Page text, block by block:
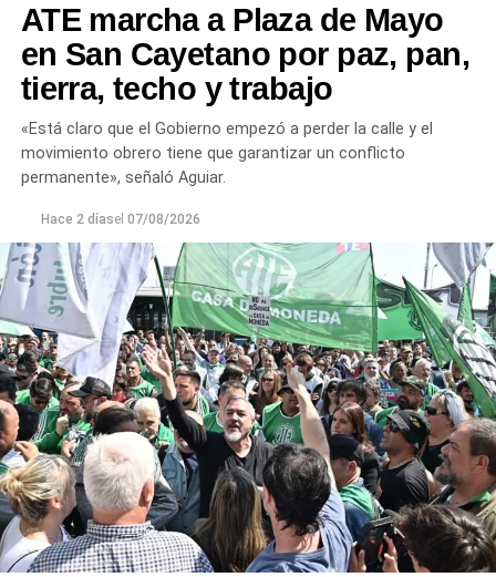
ATE marcha a Plaza de Mayo
en San Cayetano por paz, pan,
tierra, techo y trabajo
«Está claro que el Gobierno empezó a perder la calle y el
movimiento obrero tiene que garantizar un conflicto
permanente», señaló Aguiar.
Hace 2 díasel 07/08/2026